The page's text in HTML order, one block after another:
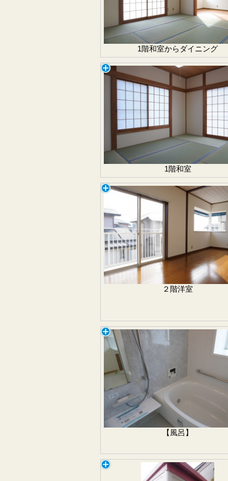
1階和室からダイニング
1階和室
２階洋室
【風呂】